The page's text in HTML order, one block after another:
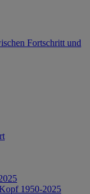
Fortschritt und
1950-2025